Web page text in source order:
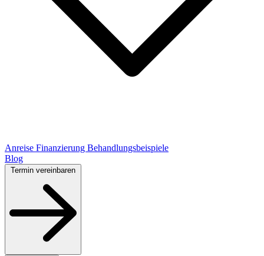
Anreise Finanzierung Behandlungsbeispiele
Blog